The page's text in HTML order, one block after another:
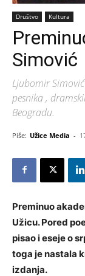
Društvo Kultura
Simović
Ljubomir
pesnika ,
Beogradu.
Piše: Užice Media -
Preminuo
Užicu. Pored
pisao i eseje o
toga je nastala
izdanja.